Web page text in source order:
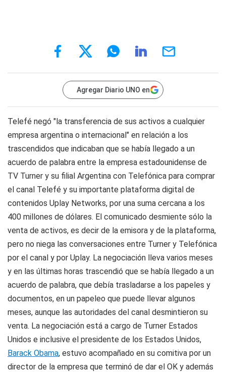
Agregar Diario UNO en
Telefé negó "la transferencia de sus activos a cualquier
empresa argentina o internacional" en relación a los
trascendidos que indicaban que se había llegado a un
acuerdo de palabra entre la empresa estadounidense de
TV Turner y su filial Argentina con Telefónica para comprar
el canal Telefé y su importante plataforma digital de
contenidos Uplay Networks, por una suma cercana a los
400 millones de dólares. El comunicado desmiente sólo la
venta de activos, es decir de la emisora y de la plataforma,
pero no niega las conversaciones entre Turner y Telefónica
por el canal y por Uplay. La negociación lleva varios meses
y en las últimas horas trascendió que se había llegado a un
acuerdo de palabra, que debía trasladarse a los papeles y
documentos, en un papeleo que puede llevar algunos
meses, aunque las autoridades del canal desmintieron su
venta. La negociación está a cargo de Turner Estados
Unidos e inclusive el presidente de los Estados Unidos,
Barack Obama, estuvo acompañado en su comitiva por un
director de la empresa que terminó de dar el OK y además